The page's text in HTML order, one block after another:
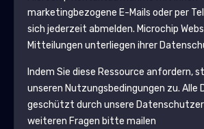
marketingbezogene E-Mails oder per
sich jederzeit abmelden. Microchip
Mitteilungen unterliegen ihrer
Indem Sie diese Ressource anfordern,
unseren Nutzungsbedingungen zu. Alle
geschützt durch unsere
weiteren Fragen bitte mailen